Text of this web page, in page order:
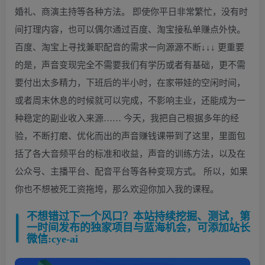
婚礼、商演主持等各种方法。 即使你平日非常繁忙，没有时
间打理内容，也可以偶尔通过百度、淘宝接私单赚点外快。
百度、淘宝上寻找兼职配音的需求一向源源不断↓↓↓ 更重要
的是，声音变现完全不需要我们有学历或者有基础，更不需
要付出太多精力，下班后的半小时，在家带娃的空闲时间，
或者周末休息的时候就可以完成，不影响主业，还能成为一
种稳定的副业收入来源…… 今天，我把自己根据多年的经
验，不断打磨、优化而出的声音赚钱课带到了这里，里面包
括了各大音频平台的标准和收益，声音的训练方法，以及在
公众号、主播平台、配音平台等各种变现方式。 所以，如果
你也不想被死工资拖垮，那么欢迎你加入我的课程。
不想错过下一个风口？本站持续挖掘、测试，第
一时间发布的独家项目与蓝海机会，可添加站长
微信:cye-ai